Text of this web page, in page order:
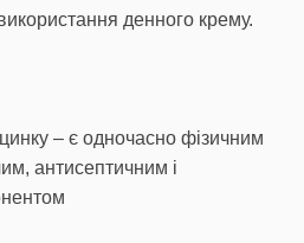
денного крему.
– є одночасно фізичним
антисептичним і